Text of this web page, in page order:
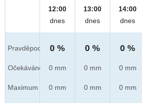
Pravděpod.
Očekáváno
Maximum
12:00
dnes
0 %
0 mm
0 mm
13:00
dnes
0 %
0 mm
0 mm
14:00
dnes
0 %
0 mm
0 mm